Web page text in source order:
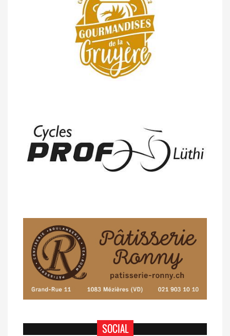
23/04 -Classement Route -
Moléson (TdC #3)
14/04 -Photos -Les photos du 5e GP
de Semsales
SOCIAL